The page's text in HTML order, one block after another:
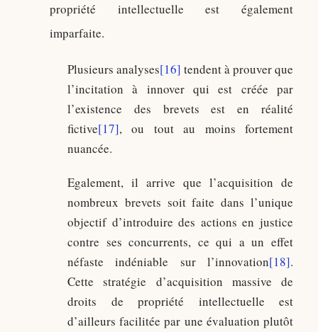
propriété intellectuelle est également
imparfaite.
Plusieurs analyses[16] tendent à prouver que
l’incitation à innover qui est créée par
l’existence des brevets est en réalité
fictive[17], ou tout au moins fortement
nuancée.
Egalement, il arrive que l’acquisition de
nombreux brevets soit faite dans l’unique
objectif d’introduire des actions en justice
contre ses concurrents, ce qui a un effet
néfaste indéniable sur l’innovation[18].
Cette stratégie d’acquisition massive de
droits de propriété intellectuelle est
d’ailleurs facilitée par une évaluation plutôt